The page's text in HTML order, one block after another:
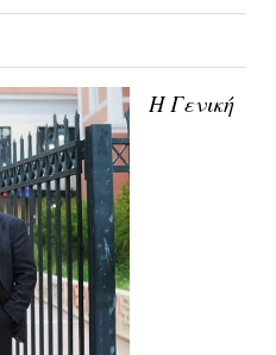
Η Γενική